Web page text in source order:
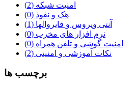
امنیت شبکه (2)
هک و نفوذ (0)
آنتی ویروس و فایروالها (1)
نرم افزار های مخرب (0)
امنیت گوشی و تلفن همراه (0)
نکات آموزشی و امنیتی (2)
برچسب ها